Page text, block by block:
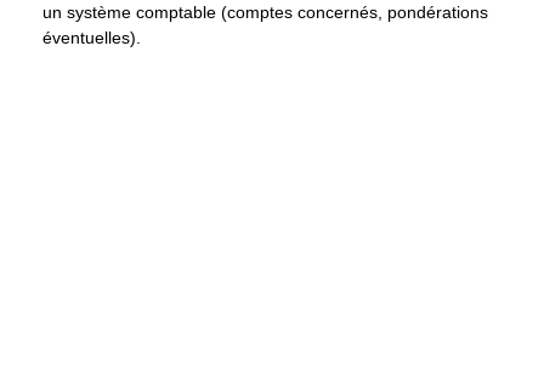
un système comptable (comptes concernés, pondérations
éventuelles).